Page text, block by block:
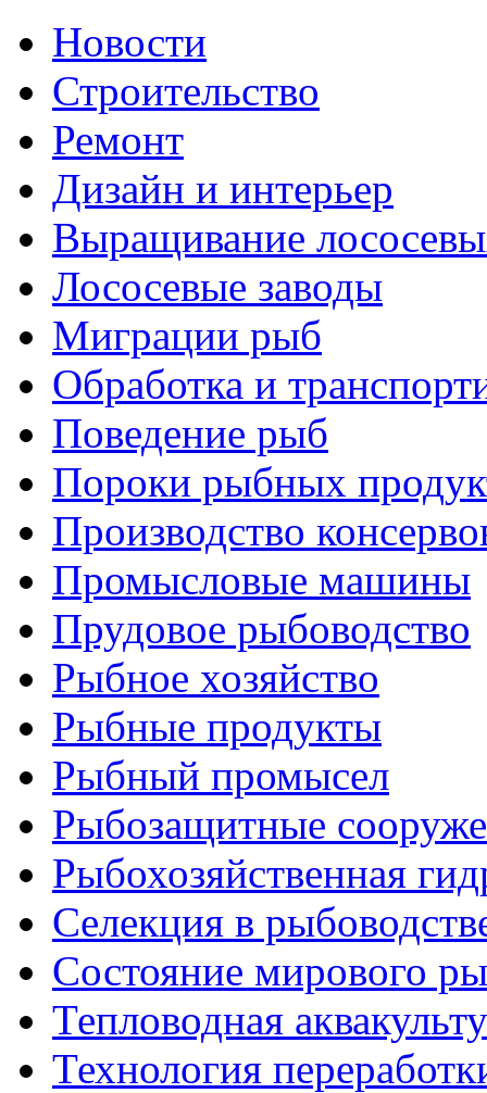
Новости
Строительство
Ремонт
Дизайн и интерьер
Выращивание
Лососевые заводы
Миграции рыб
Обработка и
Поведение рыб
Пороки рыбных
Производство
Промысловые машины
Прудовое рыбоводство
Рыбное хозяйство
Рыбные продукты
Рыбный промысел
Рыбозащитные
Рыбохозяйственная
Селекция в
Состояние мирового
Тепловодная
Технология